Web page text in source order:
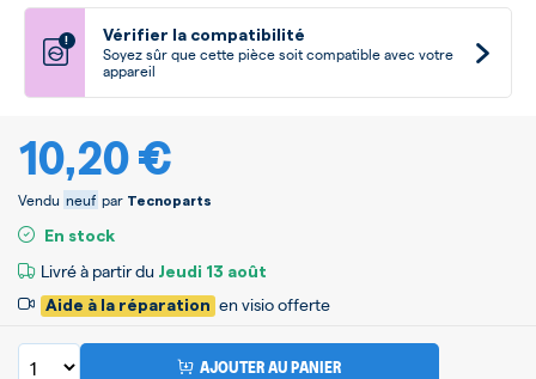
! Vérifier la compatibilité
Soyez sûr que cette pièce soit compatible avec votre
appareil
10,20 €
Vendu neuf par Tecnoparts
En stock
Livré à partir du Jeudi 13 août
Aide à la réparation en visio offerte
AJOUTER AU PANIER